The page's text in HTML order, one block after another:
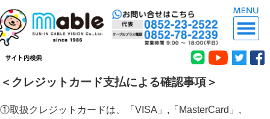
＜クレジットカード支払による確認事項＞
①取扱クレジットカードは、「VISA」,「MasterCard」,